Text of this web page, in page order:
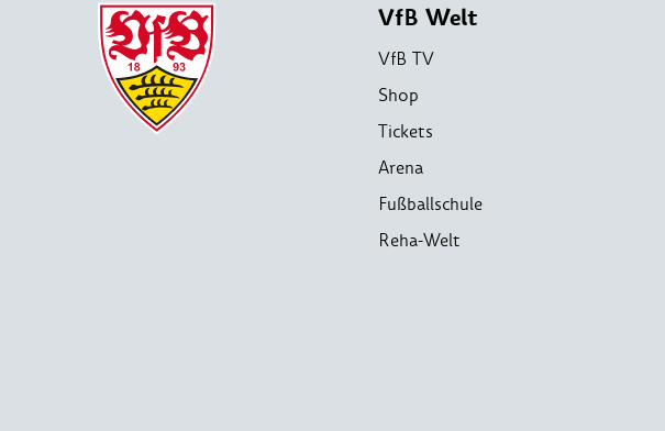
VfB Welt
VfB TV
Shop
Tickets
Arena
Fußballschule
Reha-Welt